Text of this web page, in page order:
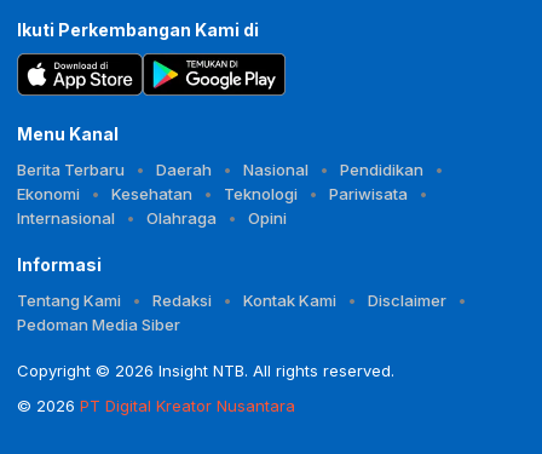
Ikuti Perkembangan Kami di
Menu Kanal
Berita Terbaru Daerah Nasional
Pendidikan
Ekonomi
Kesehatan Teknologi
Pariwisata
Internasional
Olahraga Opini
Informasi
Tentang Kami Redaksi Kontak Kami
Disclaimer
Pedoman Media Siber
Copyright © 2026 Insight NTB. All rights reserved.
© 2026 PT Digital Kreator Nusantara